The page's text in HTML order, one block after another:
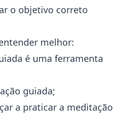
o objetivo correto
melhor:
é uma ferramenta
guiada;
a praticar a meditação